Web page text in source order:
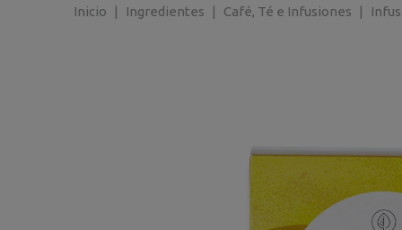
Inicio Ingredientes Café, Té e Infusiones